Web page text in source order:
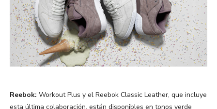
Reebok: Workout Plus y el Reebok Classic Leather, que incluye
esta última colaboración, están disponibles en tonos verde